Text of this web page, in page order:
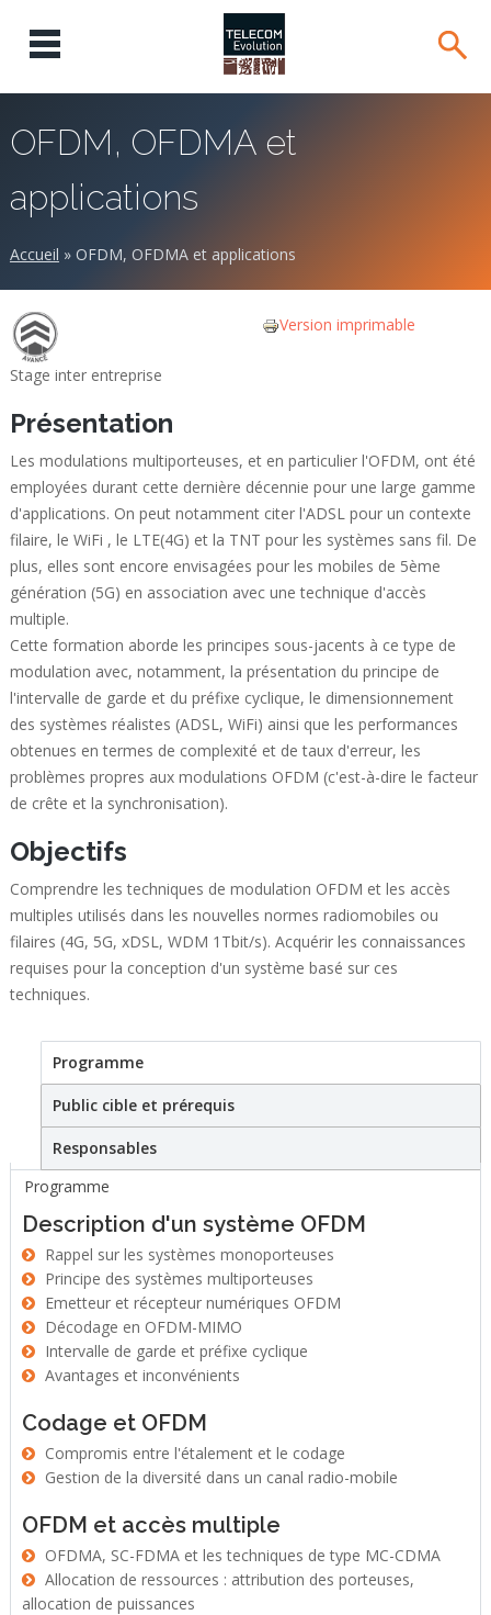
OFDM, OFDMA et
applications
Accueil » OFDM, OFDMA et applications
Version imprimable
Stage inter entreprise
Présentation
Les modulations multiporteuses, et en particulier l'OFDM, ont été
employées durant cette dernière décennie pour une large gamme
d'applications. On peut notamment citer l'ADSL pour un contexte
filaire, le WiFi , le LTE(4G) et la TNT pour les systèmes sans fil. De
plus, elles sont encore envisagées pour les mobiles de 5ème
génération (5G) en association avec une technique d'accès
multiple.
Cette formation aborde les principes sous-jacents à ce type de
modulation avec, notamment, la présentation du principe de
l'intervalle de garde et du préfixe cyclique, le dimensionnement
des systèmes réalistes (ADSL, WiFi) ainsi que les performances
obtenues en termes de complexité et de taux d'erreur, les
problèmes propres aux modulations OFDM (c'est-à-dire le facteur
de crête et la synchronisation).
Objectifs
Comprendre les techniques de modulation OFDM et les accès
multiples utilisés dans les nouvelles normes radiomobiles ou
filaires (4G, 5G, xDSL, WDM 1Tbit/s). Acquérir les connaissances
requises pour la conception d'un système basé sur ces
techniques.
StageProgramme(active tab)
Public cible et prérequis
Responsables
Programme
Description d'un système OFDM
Rappel sur les systèmes monoporteuses
Principe des systèmes multiporteuses
Emetteur et récepteur numériques OFDM
Décodage en OFDM-MIMO
Intervalle de garde et préfixe cyclique
Avantages et inconvénients
Codage et OFDM
Compromis entre l'étalement et le codage
Gestion de la diversité dans un canal radio-mobile
OFDM et accès multiple
OFDMA, SC-FDMA et les techniques de type MC-CDMA
allocation de puissances